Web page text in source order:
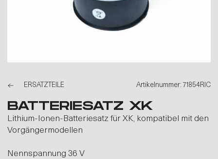
ERSATZTEILE Artikelnummer: 71854RIC
BATTERIESATZ XK
Lithium-Ionen-Batteriesatz für XK, kompatibel mit den
Vorgängermodellen
Nennspannung 36 V